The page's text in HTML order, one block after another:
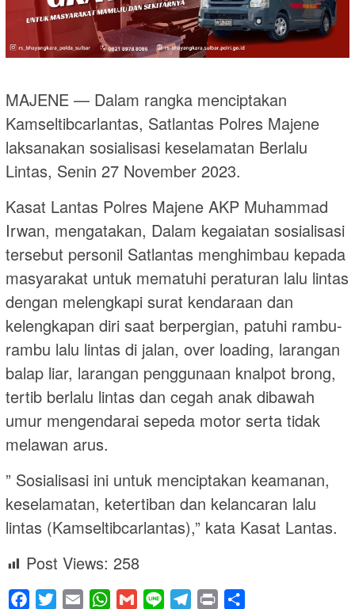
MAJENE — Dalam rangka menciptakan
Kamseltibcarlantas, Satlantas Polres Majene
laksanakan sosialisasi keselamatan Berlalu
Lintas, Senin 27 November 2023.
Kasat Lantas Polres Majene AKP Muhammad
Irwan, mengatakan, Dalam kegaiatan sosialisasi
tersebut personil Satlantas menghimbau kepada
masyarakat untuk mematuhi peraturan lalu lintas
dengan melengkapi surat kendaraan dan
kelengkapan diri saat berpergian, patuhi rambu-
rambu lalu lintas di jalan, over loading, larangan
balap liar, larangan penggunaan knalpot brong,
tertib berlalu lintas dan cegah anak dibawah
umur mengendarai sepeda motor serta tidak
melawan arus.
” Sosialisasi ini untuk menciptakan keamanan,
keselamatan, ketertiban dan kelancaran lalu
lintas (Kamseltibcarlantas),” kata Kasat Lantas.
Post Views: 258
Facebook
Twitter Email WhatsApp
Gmail Line Telegram
Print